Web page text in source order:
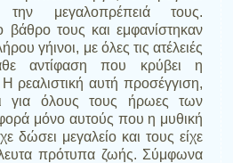
μεγαλοπρέπειά τους.
βάθρο τους και εμφανίστηκαν
γήινοι, με όλες τις ατέλειές
αντίφαση που κρύβει η
ρεαλιστική αυτή προσέγγιση,
για όλους τους ήρωες των
μόνο αυτούς που η μυθική
δώσει μεγαλείο και τους είχε
πρότυπα ζωής. Σύμφωνα